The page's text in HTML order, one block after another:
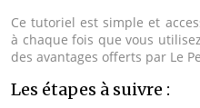
Ce tutoriel est simple et
à chaque fois que vous
des avantages offerts par Le
Les étapes à suivre :